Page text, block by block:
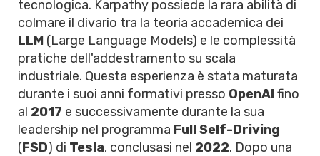
tecnologica. Karpathy possiede la rara abilità di
colmare il divario tra la teoria accademica dei
LLM (Large Language Models) e le complessità
pratiche dell'addestramento su scala
industriale. Questa esperienza è stata maturata
durante i suoi anni formativi presso OpenAIfino
al 2017 e successivamente durante la sua
leadership nel programma Full Self-Driving
(FSD) di Tesla, conclusasi nel 2022. Dopo una